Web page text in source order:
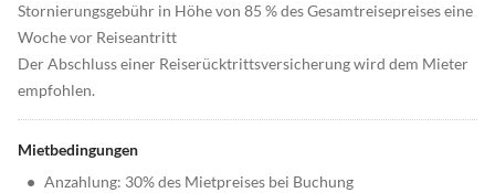
Stornierungsgebühr in Höhe von 85 % des Gesamtreisepreises eine
Woche vor Reiseantritt
Der Abschluss einer Reiserücktrittsversicherung wird dem Mieter
empfohlen.
Mietbedingungen
• Anzahlung: 30% des Mietpreises bei Buchung